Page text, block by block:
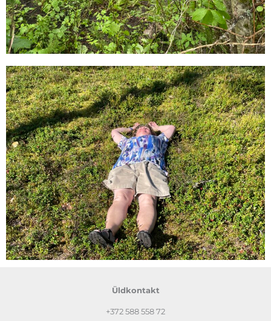
Üldkontakt
+372588 558 72